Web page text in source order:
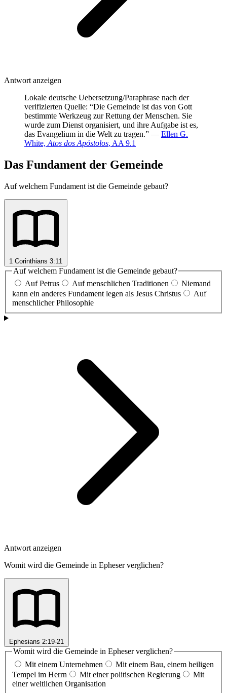
Antwort anzeigen
Lokale deutsche Uebersetzung/Paraphrase nach der
verifizierten Quelle: “Die Gemeinde ist das von Gott
bestimmte Werkzeug zur Rettung der Menschen. Sie
wurde zum Dienst organisiert, und ihre Aufgabe ist es,
das Evangelium in die Welt zu tragen.” — Ellen G.
White, Atos dos Apóstolos, AA 9.1
Das Fundament der Gemeinde
Auf welchem Fundament ist die Gemeinde gebaut?
1 Corinthians 3:11
Auf welchem Fundament ist die Gemeinde gebaut?
Auf Petrus
Auf menschlichen Traditionen
Niemand
kann ein anderes Fundament legen als Jesus Christus
Auf
menschlicher Philosophie
Antwort anzeigen
Womit wird die Gemeinde in Epheser verglichen?
Ephesians 2:19-21
Womit wird die Gemeinde in Epheser verglichen?
Mit einem Unternehmen
Mit einem Bau, einem heiligen
Tempel im Herrn
Mit einer politischen Regierung
Mit
einer weltlichen Organisation